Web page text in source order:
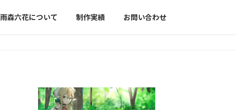
雨森六花について 制作実績 お問い合わせ